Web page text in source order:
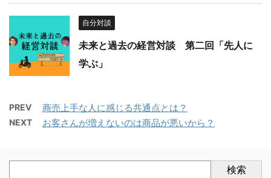
自分対談
未来と過去の経営対談 第二回「先人に
学ぶ」
PREV 商売上手な人に感じる共通点とは？
NEXT お客さんが増えないのは商品が悪いから？
検索